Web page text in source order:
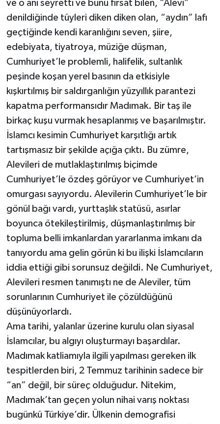
ve o anı seyretti ve bunu fırsat bilen, “Alevi”
denildiğinde tüyleri diken diken olan, “aydın” lafı
geçtiğinde kendi karanlığını seven, şiire,
edebiyata, tiyatroya, müziğe düşman,
Cumhuriyet’le problemli, halifelik, sultanlık
peşinde koşan yerel basının da etkisiyle
kışkırtılmış bir saldırganlığın yüzyıllık parantezi
kapatma performansıdır Madımak. Bir taş ile
birkaç kuşu vurmak hesaplanmış ve başarılmıştır.
İslamcı kesimin Cumhuriyet karşıtlığı artık
tartışmasız bir şekilde açığa çıktı. Bu zümre,
Alevileri de mutlaklaştırılmış biçimde
Cumhuriyet’le özdeş görüyor ve Cumhuriyet’in
omurgası sayıyordu. Alevilerin Cumhuriyet’le bir
gönül bağı vardı, yurttaşlık statüsü, asırlar
boyunca ötekileştirilmiş, düşmanlaştırılmış bir
topluma belli imkanlardan yararlanma imkanı da
tanıyordu ama gelin görün ki bu ilişki İslamcıların
iddia ettiği gibi sorunsuz değildi. Ne Cumhuriyet,
Alevileri resmen tanımıştı ne de Aleviler, tüm
sorunlarının Cumhuriyet ile çözüldüğünü
düşünüyorlardı.
Ama tarihi, yalanlar üzerine kurulu olan siyasal
İslamcılar, bu algıyı oluşturmayı başardılar.
Madımak katliamıyla ilgili yapılması gereken ilk
tespitlerden biri, 2 Temmuz tarihinin sadece bir
“an” değil, bir süreç olduğudur. Nitekim,
Madımak’tan geçen yolun nihai varış noktası
bugünkü Türkiye’dir. Ülkenin demografisi